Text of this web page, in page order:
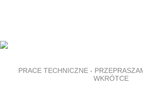
PRACE TECHNICZNE -
WKRÓTCE